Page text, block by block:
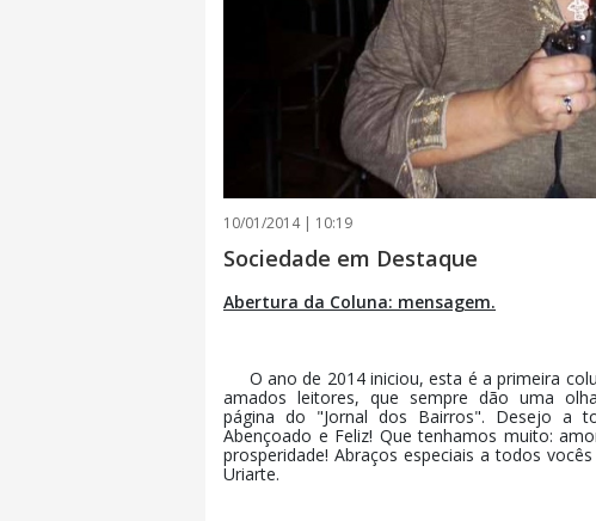
10/01/2014 | 10:19
Sociedade em Destaque
Abertura da Coluna: mensagem.
O ano de 2014 iniciou, esta é a primeira
amados leitores, que sempre dão uma
página do "Jornal dos Bairros". Desejo a
Abençoado e Feliz! Que tenhamos muito:
prosperidade! Abraços especiais a todos
Uriarte.